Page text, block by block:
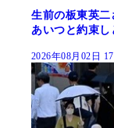
生前の板東英
あいつと約束し
2026年08月02日